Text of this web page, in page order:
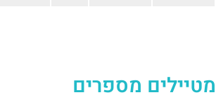
מטיילים מספרים